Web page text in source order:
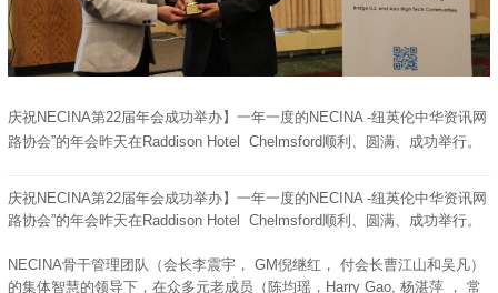
庆祝NECINA第22届年会成功举办】一年一度的NECINA -纽英伦中华资讯网
路协会”的年会昨天在Raddison Hotel Chelmsford顺利、圆满、成功举行。
庆祝NECINA第22届年会成功举办】一年一度的NECINA -纽英伦中华资讯网
路协会”的年会昨天在Raddison Hotel Chelmsford顺利、圆满、成功举行。
NECINA骨干管理团队（会长李震宇， GM倪继红， 付会长曹江山和吴凡）
的集体智慧的领导下，在众多元老成员（陈均瑶，Harry Gao, 杨湛萍 ， 常